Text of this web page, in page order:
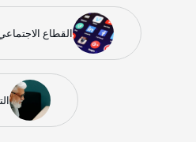
القطاع الاجتماعي